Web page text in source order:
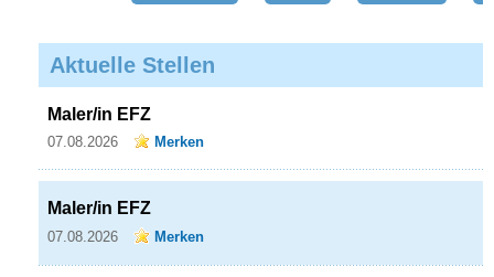
Aktuelle Stellen
Maler/in EFZ
07.08.2026 Merken
Maler/in EFZ
07.08.2026 Merken